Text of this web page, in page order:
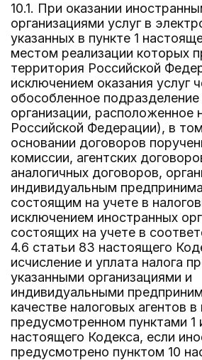
10.1. При оказании
организациями услуг в
указанных в пункте 1
местом реализации которых
территория Российской
исключением оказания услуг
обособленное
организации, расположенное
Российской Федерации), в
основании договоров
комиссии, агентских
аналогичных договоров,
индивидуальным
состоящим на учете в
исключением иностранных
состоящих на учете в
4.6 статьи 83 настоящего
исчисление и уплата налога
указанными организациями и
индивидуальными
качестве налоговых агентов
предусмотренном пунктами 1
настоящего Кодекса, если
предусмотрено пунктом 10